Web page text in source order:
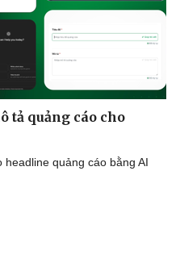
tả quảng cáo cho
quảng cáo bằng AI